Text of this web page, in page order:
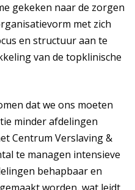
gekeken naar de zorgen
met zich
en structuur aan te
van de topklinische
dat we ons moeten
minder afdelingen
Centrum Verslaving &
te managen intensieve
behapbaar en